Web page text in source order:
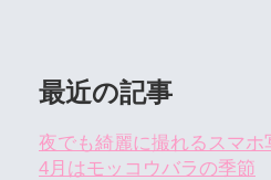
最近の記事
夜でも綺麗に撮れるスマホ
4月はモッコウバラの季節